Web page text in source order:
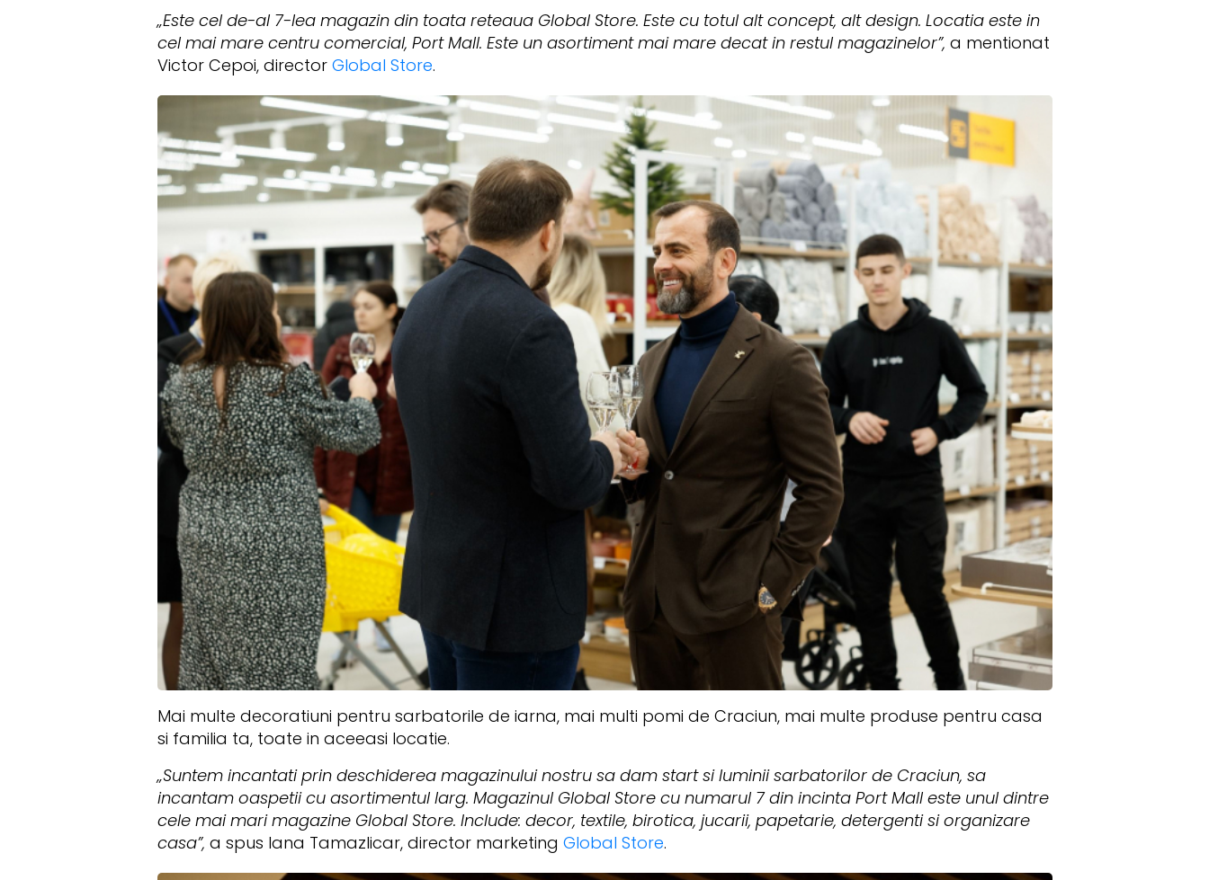
„Este cel de-al 7-lea magazin din toata reteaua Global Store. Este cu totul alt concept, alt design. Locatia este in
cel mai mare centru comercial, Port Mall. Este un asortiment mai mare decat in restul magazinelor”, a mentionat
Victor Cepoi, directorGlobal Store.
Mai multe decoratiuni pentru sarbatorile de iarna, mai multi pomi de Craciun, mai multe produse pentru casa
si familia ta, toate in aceeasi locatie.
„Suntem incantati prin deschiderea magazinului nostru sa dam start si luminii sarbatorilor de Craciun, sa
incantam oaspetii cu asortimentul larg. Magazinul Global Store cu numarul 7 din incinta Port Mall este unul dintre
cele mai mari magazine Global Store. Include: decor, textile, birotica, jucarii, papetarie, detergenti si organizare
casa”, a spus Iana Tamazlicar, director marketing Global Store.